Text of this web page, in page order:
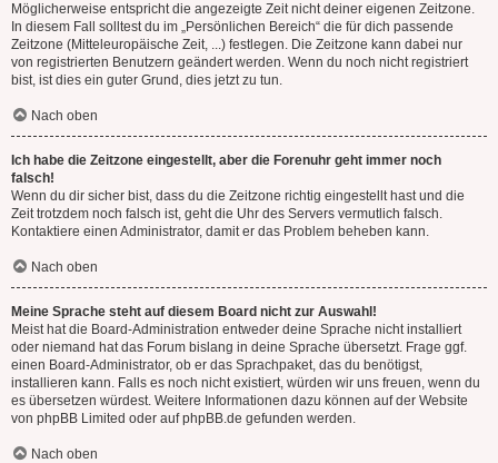
Möglicherweise entspricht die angezeigte Zeit nicht deiner eigenen Zeitzone.
In diesem Fall solltest du im „Persönlichen Bereich“ die für dich passende
Zeitzone (Mitteleuropäische Zeit, ...) festlegen. Die Zeitzone kann dabei nur
von registrierten Benutzern geändert werden. Wenn du noch nicht registriert
bist, ist dies ein guter Grund, dies jetzt zu tun.
Nach oben
Ich habe die Zeitzone eingestellt, aber die Forenuhr geht immer noch
falsch!
Wenn du dir sicher bist, dass du die Zeitzone richtig eingestellt hast und die
Zeit trotzdem noch falsch ist, geht die Uhr des Servers vermutlich falsch.
Kontaktiere einen Administrator, damit er das Problem beheben kann.
Nach oben
Meine Sprache steht auf diesem Board nicht zur Auswahl!
Meist hat die Board-Administration entweder deine Sprache nicht installiert
oder niemand hat das Forum bislang in deine Sprache übersetzt. Frage ggf.
einen Board-Administrator, ob er das Sprachpaket, das du benötigst,
installieren kann. Falls es noch nicht existiert, würden wir uns freuen, wenn du
es übersetzen würdest. Weitere Informationen dazu können auf der Website
von phpBB Limited oder aufphpBB.de gefunden werden.
Nach oben